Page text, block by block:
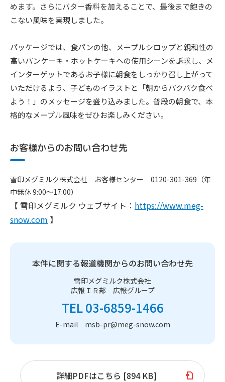
めます。さらにバター香料を加えることで、最後まで飽きの
こない風味を実現しました。
パッケージでは、食パンの他、メープルシロップと親和性の
高いパンケーキ・ホットケーキへの使用シーンを訴求し、メ
インターゲットであるお子様に朝食をしっかり召し上がって
いただけるよう、子どものイラストと「朝からパクパク食べ
よう！」のメッセージを盛り込みました。普段の朝食で、本
格的なメープル風味をぜひお楽しみください。
お客様からのお問い合わせ先
雪印メグミルク株式会社 お客様センター 0120-301-369（年
中無休 9:00～17:00）
【 雪印メグミルク ウェブサイト： https://www.meg-
snow.com 】
本件に関する報道機関からのお問い合わせ先
雪印メグミルク株式会社
広報ＩＲ部 広報グループ
TEL 03-6859-1466
E-mail msb-pr@meg-snow.com
詳細PDFはこちら [894 KB]